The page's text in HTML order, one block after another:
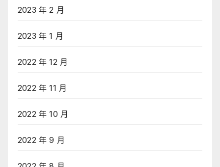
2023 年 2 月
2023 年 1 月
2022 年 12 月
2022 年 11 月
2022 年 10 月
2022 年 9 月